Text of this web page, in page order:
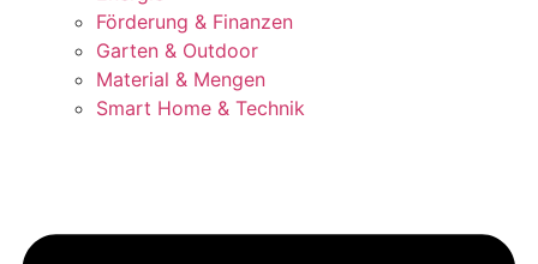
Förderung & Finanzen
Garten & Outdoor
Material & Mengen
Smart Home & Technik